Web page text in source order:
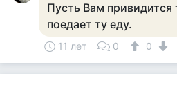
Пусть Вам привидится
поедает ту еду.
11 лет 0 0